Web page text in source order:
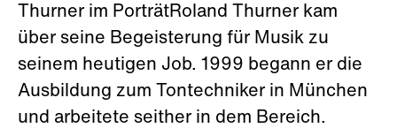
Thurner im PorträtRoland Thurner kam
über seine Begeisterung für Musik zu
seinem heutigen Job. 1999 begann er die
Ausbildung zum Tontechniker in München
und arbeitete seither in dem Bereich.